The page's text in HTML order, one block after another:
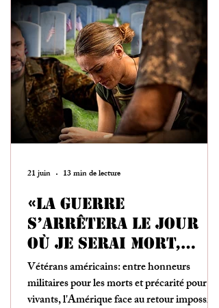
«La guerre
s’arrêtera le jour
où je serai mort,
comme les Irakiens
que j’ai tués»
Vétérans américains: entre honneurs
militaires pour les morts et précarité pour les
vivants, l'Amérique face au retour impossible
21 juin 13 min de lecture